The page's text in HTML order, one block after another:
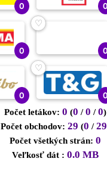
0 0
0 0
♡
0 0
♡
Počet letákov: 0 (0 /0 /0)
Počet obchodov: 29 (0 /29
Počet všetkých strán: 0
Veľkosť dát : 0.0 MB